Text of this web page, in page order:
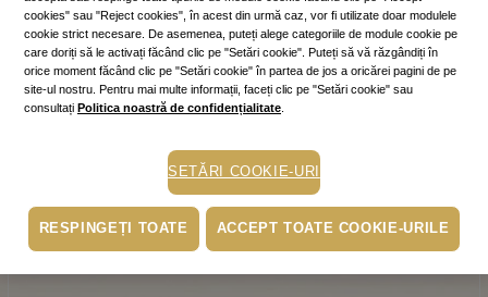
-25% Aroma Lavender Apple
CUMPĂRĂ!
Click aici pentru detaliile ofertei
cookies" sau "Reject cookies", în acest din urmă caz, vor fi utilizate doar modulele
cookie strict necesare. De asemenea, puteți alege categoriile de module cookie pe
care doriți să le activați făcând clic pe "Setări cookie". Puteți să vă răzgândiți în
orice moment făcând clic pe "Setări cookie" în partea de jos a oricărei pagini de pe
site-ul nostru. Pentru mai multe informații, faceți clic pe "Setări cookie" sau
consultați Politica noastră de confidențialitate
SETĂRI COOKIE-URI
RESPINGEȚI TOATE ACCEPT TOATE COOKIE-URILE